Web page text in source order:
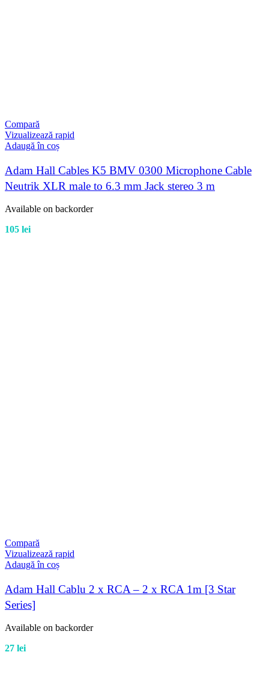
Compară
Vizualizează rapid
Adaugă în coș
Adam Hall Cables K5 BMV 0300 Microphone Cable
Neutrik XLR male to 6.3 mm Jack stereo 3 m
Available on backorder
105 lei
Compară
Vizualizează rapid
Adaugă în coș
Adam Hall Cablu 2 x RCA – 2 x RCA 1m [3 Star
Series]
Available on backorder
27 lei